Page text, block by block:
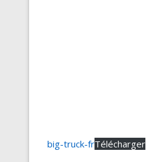
big-truck-frTélécharger